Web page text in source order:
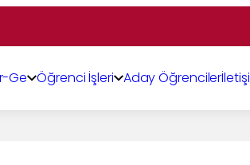
Ge Öğrenci İşleri Aday Öğrenciler